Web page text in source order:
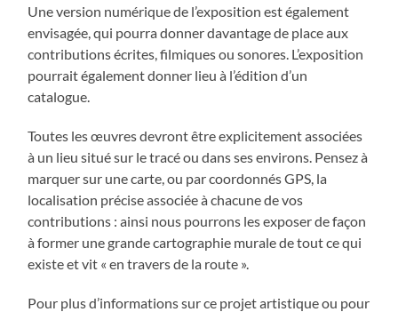
Une version numérique de l’exposition est également
envisagée, qui pourra donner davantage de place aux
contributions écrites, filmiques ou sonores. L’exposition
pourrait également donner lieu à l’édition d’un
catalogue.
Toutes les œuvres devront être explicitement associées
à un lieu situé sur le tracé ou dans ses environs. Pensez à
marquer sur une carte, ou par coordonnés GPS, la
localisation précise associée à chacune de vos
contributions : ainsi nous pourrons les exposer de façon
à former une grande cartographie murale de tout ce qui
existe et vit « en travers de la route ».
Pour plus d’informations sur ce projet artistique ou pour